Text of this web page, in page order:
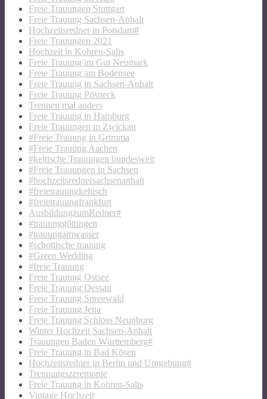
Freie Trauungen Stuttgart
Freie Trauung Sachsen-Anhalt
Hochzeitsredner in Potsdam#
Freie Trauungen 2021
Hochzeit in Kohren-Salis
Freie Trauung im Gut Neumark
Freie Trauung am Bodensee
Freie Trauung in Sachsen-Anhalt
Freie Trauung Pösneck
Trennen mal anders
Freie Trauung in Hamburg
Freie Trauungen in Zwickau
#Freie Trauung in Grimma
#Freie Trauung Aachen
#keltische Trauungen bundesweit
#Freie Trauungen in Sachsen
#hochzeitsrednersachsenanhalt
#freietrauungkeltisch
#freietrauungfrankfurt
AusbildungzumRedner#
#trauunggöttingen
#trauungamwasser
#schottische trauung
#Green Wedding
#freie Trauung
Freie Trauung Ostsee
Freie Trauung Dessau
Freie Trauung Spreewald
Freie Trauung Jena
Freie Trauung Schloss Neunburg
Winter Hochzeit Sachsen-Anhalt
Trauungen Baden Württemberg#
Freie Trauung in Bad Kösen
Hochzeitsredner in Berlin und Umgebung#
Trennungszeremonie
Freie Trauung in Kohren-Salis
Vintage Hochzeit